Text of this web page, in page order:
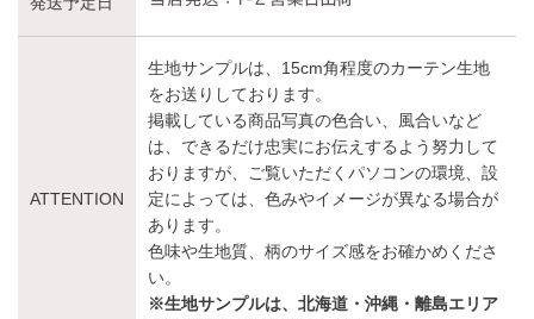
ATTENTION
生地サンプルは、15cm角程度のカーテン生地
をお送りしております。
掲載している商品写真の色合い、風合いなど
は、できるだけ忠実にお伝えするよう努力して
おりますが、ご覧いただくパソコンの環境、設
定によっては、色みやイメージが異なる場合が
あります。
色味や生地質、柄のサイズ感をお確かめくださ
い。
※生地サンプルは、北海道・沖縄・離島エリア